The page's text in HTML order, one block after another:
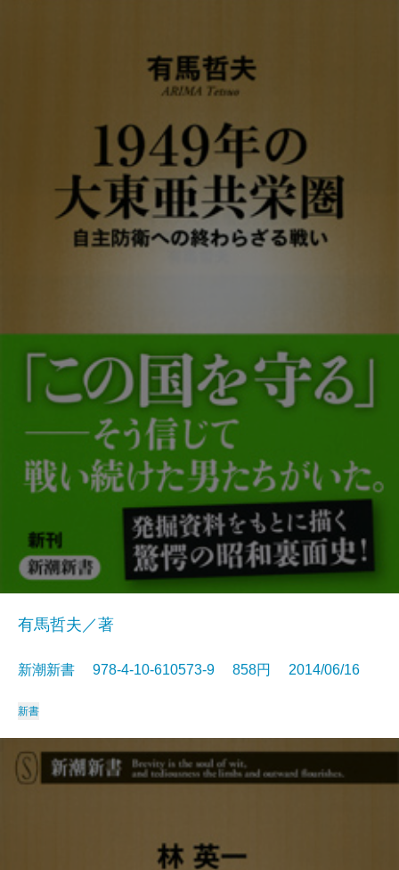
有馬哲夫／著
新潮新書 978-4-10-610573-9 858円 2014/06/16
新書